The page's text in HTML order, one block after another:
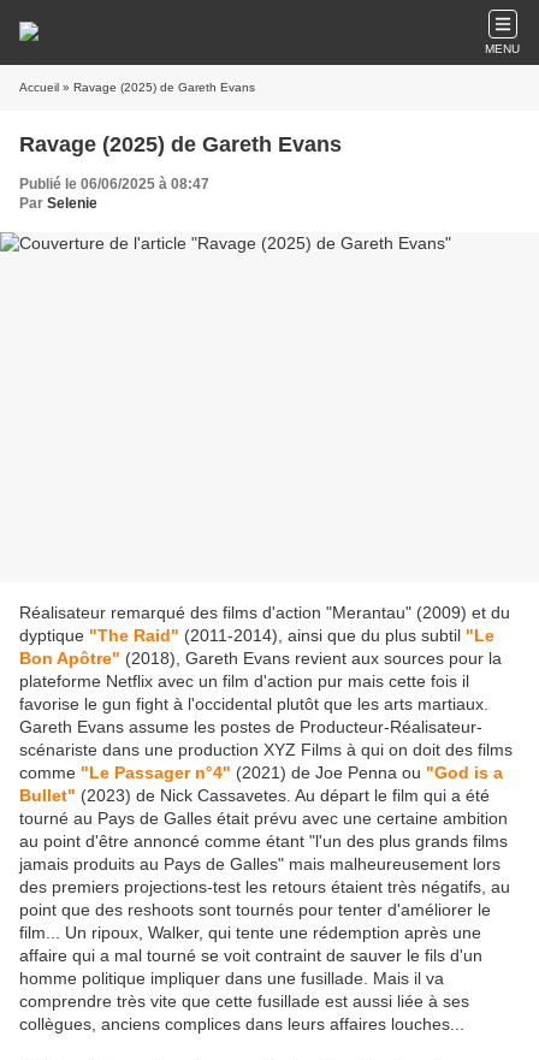
MENU
Accueil » Ravage (2025) de Gareth Evans
Ravage (2025) de Gareth Evans
Publié le 06/06/2025 à 08:47
Par Selenie
Réalisateur remarqué des films d'action "Merantau" (2009) et du
dyptique "The Raid" (2011-2014), ainsi que du plus subtil "Le
Bon Apôtre" (2018), Gareth Evans revient aux sources pour la
plateforme Netflix avec un film d'action pur mais cette fois il
favorise le gun fight à l'occidental plutôt que les arts martiaux.
Gareth Evans assume les postes de Producteur-Réalisateur-
scénariste dans une production XYZ Films à qui on doit des films
comme "Le Passager n°4" (2021) de Joe Penna ou "God is a
Bullet" (2023) de Nick Cassavetes. Au départ le film qui a été
tourné au Pays de Galles était prévu avec une certaine ambition
au point d'être annoncé comme étant "l'un des plus grands films
jamais produits au Pays de Galles" mais malheureusement lors
des premiers projections-test les retours étaient très négatifs, au
point que des reshoots sont tournés pour tenter d'améliorer le
film... Un ripoux, Walker, qui tente une rédemption après une
affaire qui a mal tourné se voit contraint de sauver le fils d'un
homme politique impliquer dans une fusillade. Mais il va
comprendre très vite que cette fusillade est aussi liée à ses
collègues, anciens complices dans leurs affaires louches...